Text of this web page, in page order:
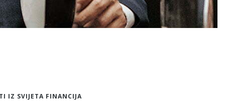
IZ SVIJETA FINANCIJA